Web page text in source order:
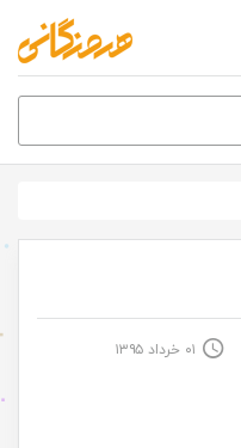
۰۱ خرداد ۱۳۹۵